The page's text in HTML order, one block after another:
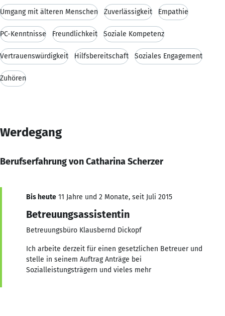
Umgang mit älteren Menschen Zuverlässigkeit Empathie
PC-Kenntnisse Freundlichkeit Soziale Kompetenz
Vertrauenswürdigkeit Hilfsbereitschaft Soziales Engagement
Zuhören
Werdegang
Berufserfahrung von Catharina Scherzer
Bis heute 11 Jahre und 2 Monate, seit Juli 2015
Betreuungsassistentin
Betreuungsbüro Klausbernd Dickopf
Ich arbeite derzeit für einen gesetzlichen Betreuer und
stelle in seinem Auftrag Anträge bei
Sozialleistungsträgern und vieles mehr